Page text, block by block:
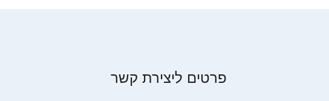
פרטים ליצירת קשר